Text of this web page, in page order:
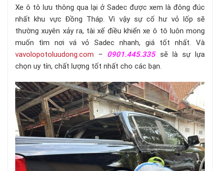
Xe ô tô lưu thông qua lại ở Sadec được xem là đông đúc
nhất khu vực Đồng Tháp. Vì vậy sự cố hư vỏ lốp sẽ
thường xuyên xảy ra, tài xế điều khiển xe ô tô luôn mong
muốn tìm nơi vá vỏ Sadec nhanh, giá tốt nhất. Và
vavolopotoluudong.com – 0901.445.335 sẽ là sự lựa
chọn uy tín, chất lượng tốt nhất cho các bạn.